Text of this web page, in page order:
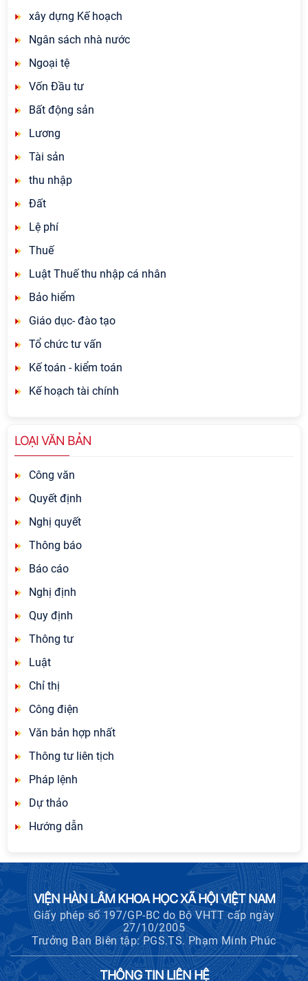
xây dựng Kế hoạch
Ngân sách nhà nước
Ngoại tệ
Vốn Đầu tư
Bất động sản
Lương
Tài sản
thu nhập
Đất
Lệ phí
Thuế
Luật Thuế thu nhập cá nhân
Bảo hiểm
Giáo dục- đào tạo
Tổ chức tư vấn
Kế toán - kiểm toán
Kế hoạch tài chính
LOẠI VĂN BẢN
Công văn
Quyết định
Nghị quyết
Thông báo
Báo cáo
Nghị định
Quy định
Thông tư
Luật
Chỉ thị
Công điện
Văn bản hợp nhất
Thông tư liên tịch
Pháp lệnh
Dự thảo
Hướng dẫn
VIỆN HÀN LÂM KHOA HỌC XÃ HỘI VIỆT NAM
Giấy phép số 197/GP-BC do Bộ VHTT cấp ngày
27/10/2005
Trưởng Ban Biên tập: PGS.TS. Phạm Minh Phúc
THÔNG TIN LIÊN HỆ